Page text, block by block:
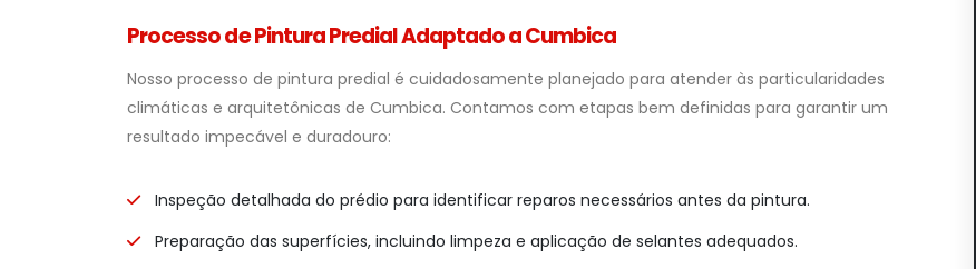
Processo de Pintura Predial Adaptado a Cumbica
Nosso processo de pintura predial é cuidadosamente planejado para atender às particularidades
climáticas e arquitetônicas de Cumbica. Contamos com etapas bem definidas para garantir um
resultado impecável e duradouro:
Inspeção detalhada do prédio para identificar reparos necessários antes da pintura.
Preparação das superfícies, incluindo limpeza e aplicação de selantes adequados.